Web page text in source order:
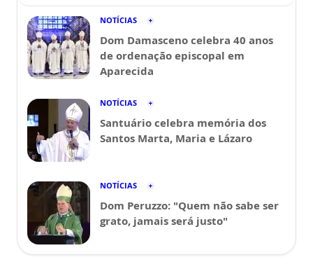
NOTÍCIAS
Dom Damasceno celebra 40 anos
de ordenação episcopal em
Aparecida
NOTÍCIAS
Santuário celebra memória dos
Santos Marta, Maria e Lázaro
NOTÍCIAS
Dom Peruzzo: "Quem não sabe ser
grato, jamais será justo"